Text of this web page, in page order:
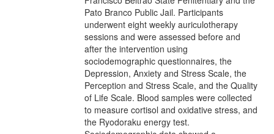
Pato Branco Public Jail. Participants
underwent eight weekly auriculotherapy
sessions and were assessed before and
after the intervention using
sociodemographic questionnaires, the
Depression, Anxiety and Stress Scale, the
Perception and Stress Scale, and the Quality
of Life Scale. Blood samples were collected
to measure cortisol and oxidative stress, and
the Ryodoraku energy test.